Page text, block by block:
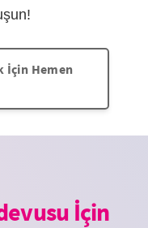
İçin Hemen
İçin